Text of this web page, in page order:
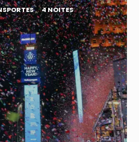
4 NOITES